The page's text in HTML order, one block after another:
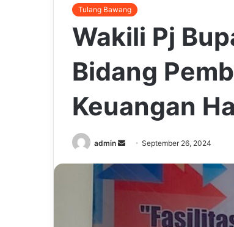
Tulang Bawang
Wakili Pj
Bidang
Keuangan
admin
SendSeptember 26, 2024